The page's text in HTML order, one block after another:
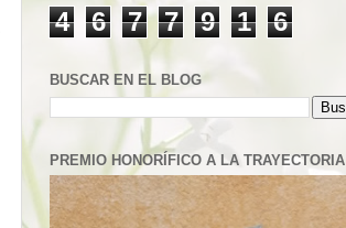
4 6 7 7 9 1 6
BUSCAR EN EL BLOG
PREMIO HONORÍFICO A LA TRAYECTORIA